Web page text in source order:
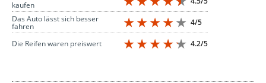
kaufen
Das Auto lässt sich besser
fahren 4/5
Die Reifen waren preiswert 4.2/5